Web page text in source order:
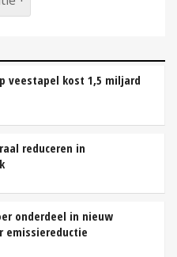
veestapel kost 1,5 miljard
reduceren in
onderdeel in nieuw
emissiereductie